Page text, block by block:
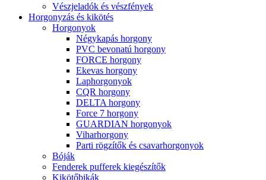
Vészjeladók és vészfények
Horgonyzás és kikötés
Horgonyok
Négykapás horgony
PVC bevonatú horgony
FORCE horgony
Ekevas horgony
Laphorgonyok
CQR horgony
DELTA horgony
Force 7 horgony
GUARDIAN horgonyok
Viharhorgony
Parti rögzítők és csavarhorgonyok
Bóják
Fenderek pufferek kiegészítők
Kikötőbikák